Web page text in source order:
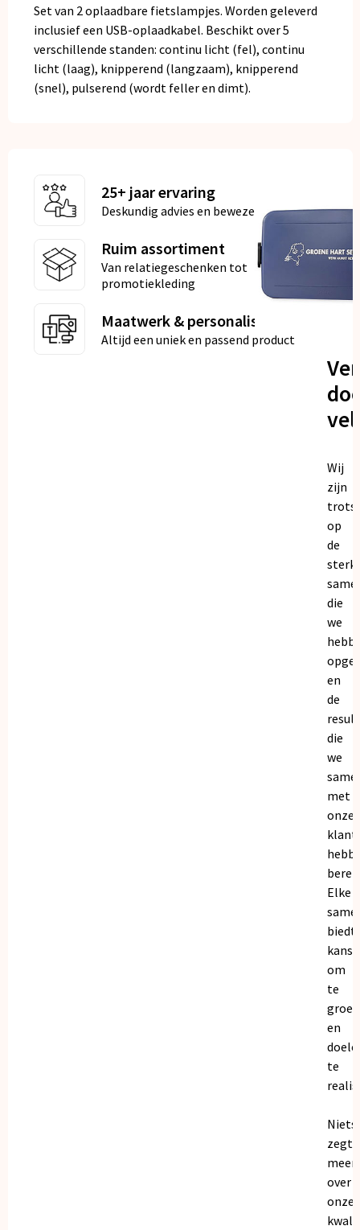
Set van 2 oplaadbare fietslampjes. Worden geleverd
inclusief een USB-oplaadkabel. Beschikt over 5
verschillende standen: continu licht (fel), continu
licht (laag), knipperend (langzaam), knipperend
(snel), pulserend (wordt feller en dimt).
25+ jaar ervaring
Deskundig advies en bewezen kwaliteit
Ruim assortiment
Van relatiegeschenken tot
promotiekleding
Maatwerk & personalisatie
Altijd een uniek en passend product
Wij
zijn
trots
op
de
die
we
en
de
die
we
met
onze
Elke
biedt
om
te
en
te
Niets
zegt
meer
over
onze